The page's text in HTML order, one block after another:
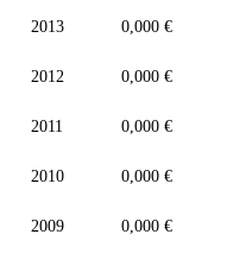
2013 0,000 €
2012 0,000 €
2011 0,000 €
2010 0,000 €
2009 0,000 €